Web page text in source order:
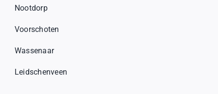
Nootdorp
Voorschoten
Wassenaar
Leidschenveen